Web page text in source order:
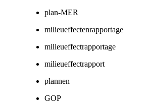
plan-MER
milieueffectenrapportage
milieueffectrapportage
milieueffectrapport
plannen
GOP